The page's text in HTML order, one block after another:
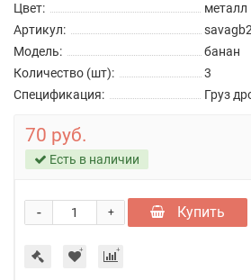
Цвет:
металл
Артикул:
Модель:
банан
Количество (шт):
3
Спецификация:
Груз
70 руб.
Есть в наличии
+
- Купить